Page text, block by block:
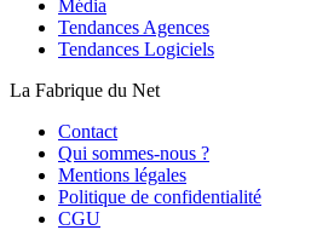
Média
Tendances Agences
Tendances Logiciels
La Fabrique du Net
Contact
Qui sommes-nous ?
Mentions légales
Politique de confidentialité
CGU